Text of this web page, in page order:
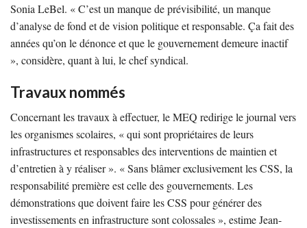
Sonia LeBel. « C’est un manque de prévisibilité, un manque
d’analyse de fond et de vision politique et responsable. Ça fait des
années qu’on le dénonce et que le gouvernement demeure inactif
», considère, quant à lui, le chef syndical.
Travaux nommés
Concernant les travaux à effectuer, le MEQ redirige le journal vers
les organismes scolaires, « qui sont propriétaires de leurs
infrastructures et responsables des interventions de maintien et
d’entretien à y réaliser ». « Sans blâmer exclusivement les CSS, la
responsabilité première est celle des gouvernements. Les
démonstrations que doivent faire les CSS pour générer des
investissements en infrastructure sont colossales », estime Jean-